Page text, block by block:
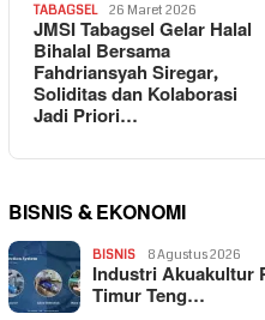
TABAGSEL 26 Maret 2026
JMSI Tabagsel Gelar Halal
Bihalal Bersama
Fahdriansyah Siregar,
Soliditas dan Kolaborasi
Jadi Priori…
BISNIS & EKONOMI
BISNIS 8 Agustus 2026
Industri Akuakultur
Timur Teng…